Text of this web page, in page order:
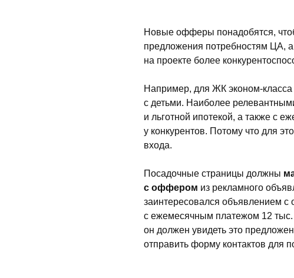
Новые офферы понадобятся,
предложения потребностям ЦА,
на проекте более
Например, для ЖК эконом-
с детьми. Наиболее
и льготной ипотекой, а также с
у конкурентов. Потому что для
входа.
Посадочные страницы должны
с оффером из рекламного
заинтересовался объявлением
с ежемесячным платежом 12 тыс.
он должен увидеть это
отправить форму контактов для